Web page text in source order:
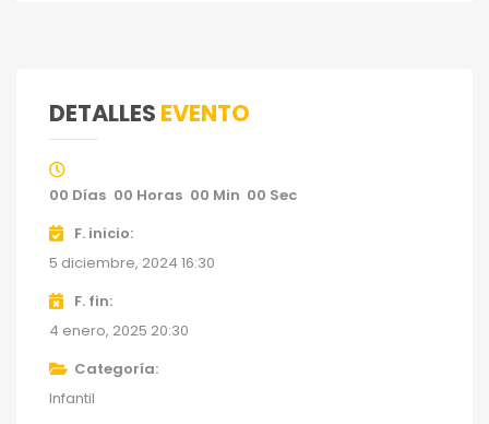
DETALLES EVENTO
00 Días 00 Horas 00 Min 00 Sec
F. inicio
5 diciembre, 2024 16:30
F. fin
4 enero, 2025 20:30
Categoría
Infantil